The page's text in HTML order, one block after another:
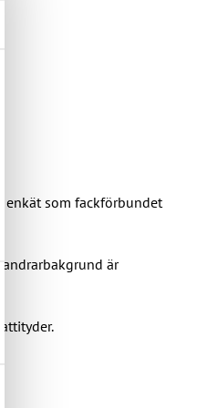
enkät som fackförbundet
är